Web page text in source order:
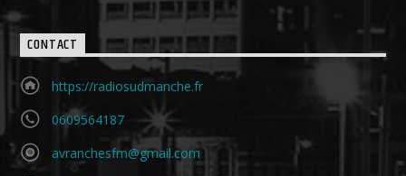
CONTACT
https://radiosudmanche.fr
0609564187
avranchesfm@gmail.com